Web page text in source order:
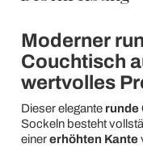
Moderner
Couchtisch
wertvolles
Dieser elegante runde
Sockeln besteht
einererhöhten Kante